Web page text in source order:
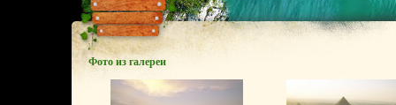
Фото из галереи